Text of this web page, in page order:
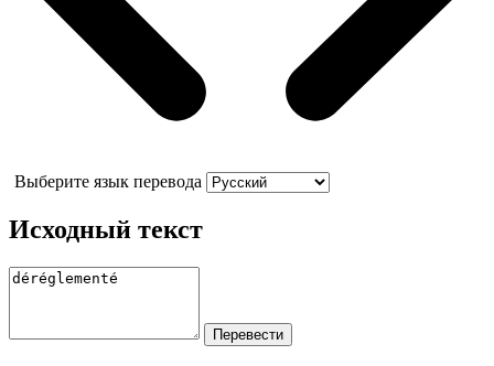
Выберите язык перевода
Исходный текст